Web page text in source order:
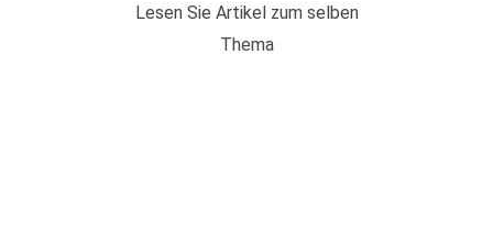
Lesen Sie Artikel zum selben
Thema